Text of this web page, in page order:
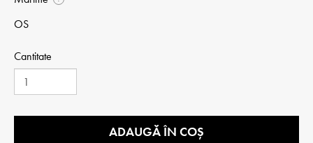
OS
Cantitate
ADAUGĂ ÎN COȘ